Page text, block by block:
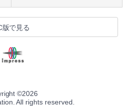
版で見る
©2026
All rights reserved.